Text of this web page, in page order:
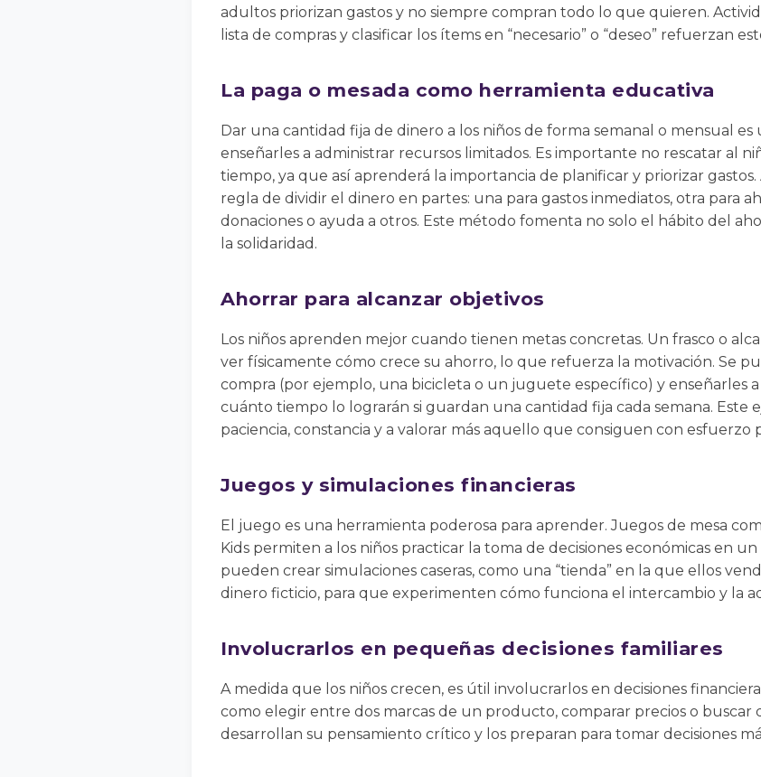
adultos priorizan gastos y no siempre compran todo lo que quieren.
lista de compras y clasificar los ítems en “necesario” o “deseo” refuerzan
La paga o mesada como herramienta educativa
Dar una cantidad fija de dinero a los niños de forma semanal o mensual
enseñarles a administrar recursos limitados. Es importante no rescatar al
tiempo, ya que así aprenderá la importancia de planificar y priorizar
regla de dividir el dinero en partes: una para gastos inmediatos, otra para
donaciones o ayuda a otros. Este método fomenta no solo el hábito del
la solidaridad.
Ahorrar para alcanzar objetivos
Los niños aprenden mejor cuando tienen metas concretas. Un frasco o
ver físicamente cómo crece su ahorro, lo que refuerza la motivación. Se
compra (por ejemplo, una bicicleta o un juguete específico) y enseñarles
cuánto tiempo lo lograrán si guardan una cantidad fija cada semana. Este
paciencia, constancia y a valorar más aquello que consiguen con esfuerzo
Juegos y simulaciones financieras
El juego es una herramienta poderosa para aprender. Juegos de mesa
Kids permiten a los niños practicar la toma de decisiones económicas en
pueden crear simulaciones caseras, como una “tienda” en la que ellos
dinero ficticio, para que experimenten cómo funciona el intercambio y la
Involucrarlos en pequeñas decisiones familiares
A medida que los niños crecen, es útil involucrarlos en decisiones
como elegir entre dos marcas de un producto, comparar precios o buscar
desarrollan su pensamiento crítico y los preparan para tomar decisiones